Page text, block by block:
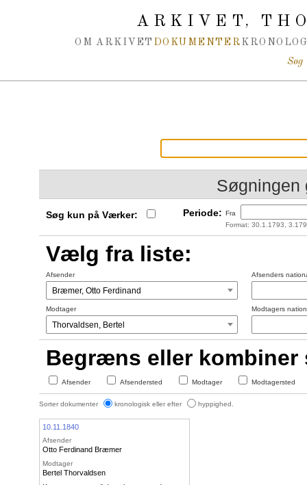
ARKIVET,
OM ARKIVET DOKUMENTER
Søg
Søgningen
Søg kun på Værker: Periode: Fra
Format: 30.1.1793,
Vælg fra liste:
Afsender Afsenders
Modtager Modtagers
Begræns eller kombiner
Afsender Afsendersted Modtager Modtagersted
Sorter dokumenter kronologisk eller efter hyppighed.
10.11.1840
Afsender
Otto Ferdinand Bræmer
Modtager
Bertel Thorvaldsen